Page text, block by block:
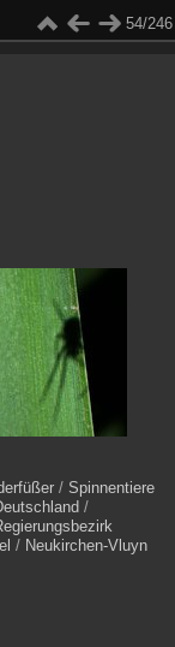
54/246
/ Spinnentiere
/
/ Neukirchen-Vluyn